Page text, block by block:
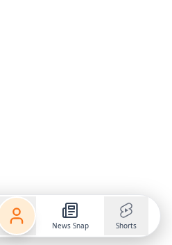
News Snap Shorts